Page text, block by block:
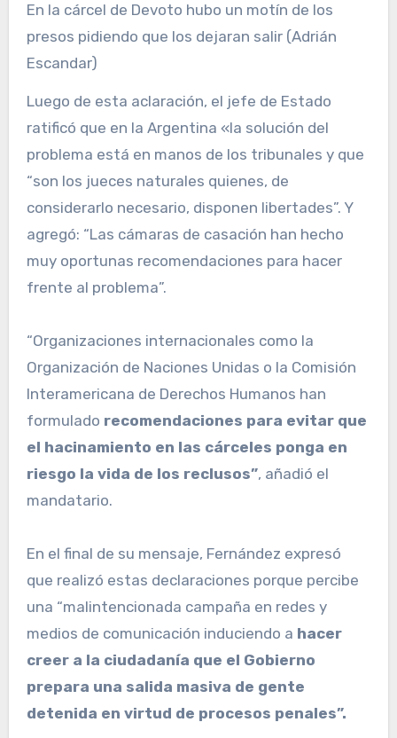
En la cárcel de Devoto hubo un motín de los
presos pidiendo que los dejaran salir (Adrián
Escandar)
Luego de esta aclaración, el jefe de Estado
ratificó que en la Argentina «la solución del
problema está en manos de los tribunales y que
“son los jueces naturales quienes, de
considerarlo necesario, disponen libertades”. Y
agregó: “Las cámaras de casación han hecho
muy oportunas recomendaciones para hacer
frente al problema”.
“Organizaciones internacionales como la
Organización de Naciones Unidas o la Comisión
Interamericana de Derechos Humanos han
formulado recomendaciones para evitar que
el hacinamiento en las cárceles ponga en
riesgo la vida de los reclusos”, añadió el
mandatario.
En el final de su mensaje, Fernández expresó
que realizó estas declaraciones porque percibe
una “malintencionada campaña en redes y
medios de comunicación induciendo a hacer
creer a la ciudadanía que el Gobierno
prepara una salida masiva de gente
detenida en virtud de procesos penales”.